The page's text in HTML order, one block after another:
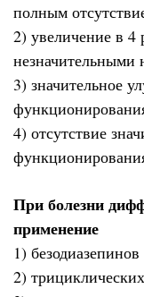
полным
2) увеличение в 4
3) значительное
4) отсутствие
При болезни
применение
1) безодиазепинов
2)